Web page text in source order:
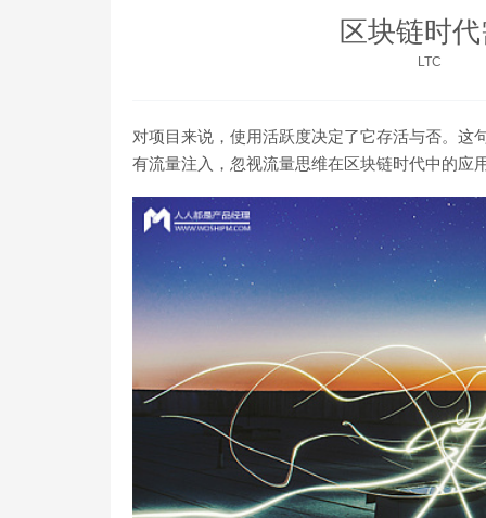
区块链时
LTC
对项目来说，使用活跃度决定了它存活与否。
有流量注入，忽视流量思维在区块链时代中的应